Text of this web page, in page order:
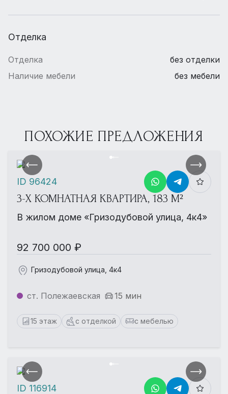
Отделка
Отделка
без отделки
Наличие мебели
без мебели
ПОХОЖИЕ ПРЕДЛОЖЕНИЯ
3-Х КОМНАТНАЯ КВАРТИРА, 183 М²
В жилом доме «Гризодубовой улица, 4к4»
92 700 000 ₽
Гризодубовой улица, 4к4
ст. Полежаевская 15 мин
15 этаж с отделкой с мебелью
ID 96424
ID 116914